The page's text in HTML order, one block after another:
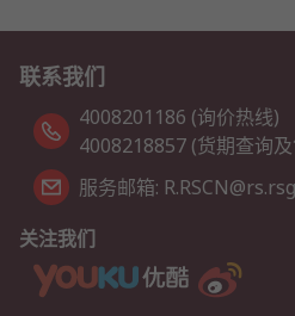
联系我们
4008201186 (询价热线)
4008218857 (货期查询
服务邮箱:
关注我们